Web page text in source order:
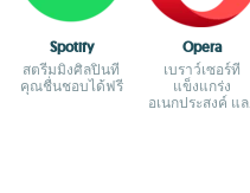
Spotify
สตรีมมิ่งศิลปินที่
คุณชื่นชอบได้ฟรี
Opera
เบราว์เซอร์ที่
แข็งแกร่ง
อเนกประสงค์ และ